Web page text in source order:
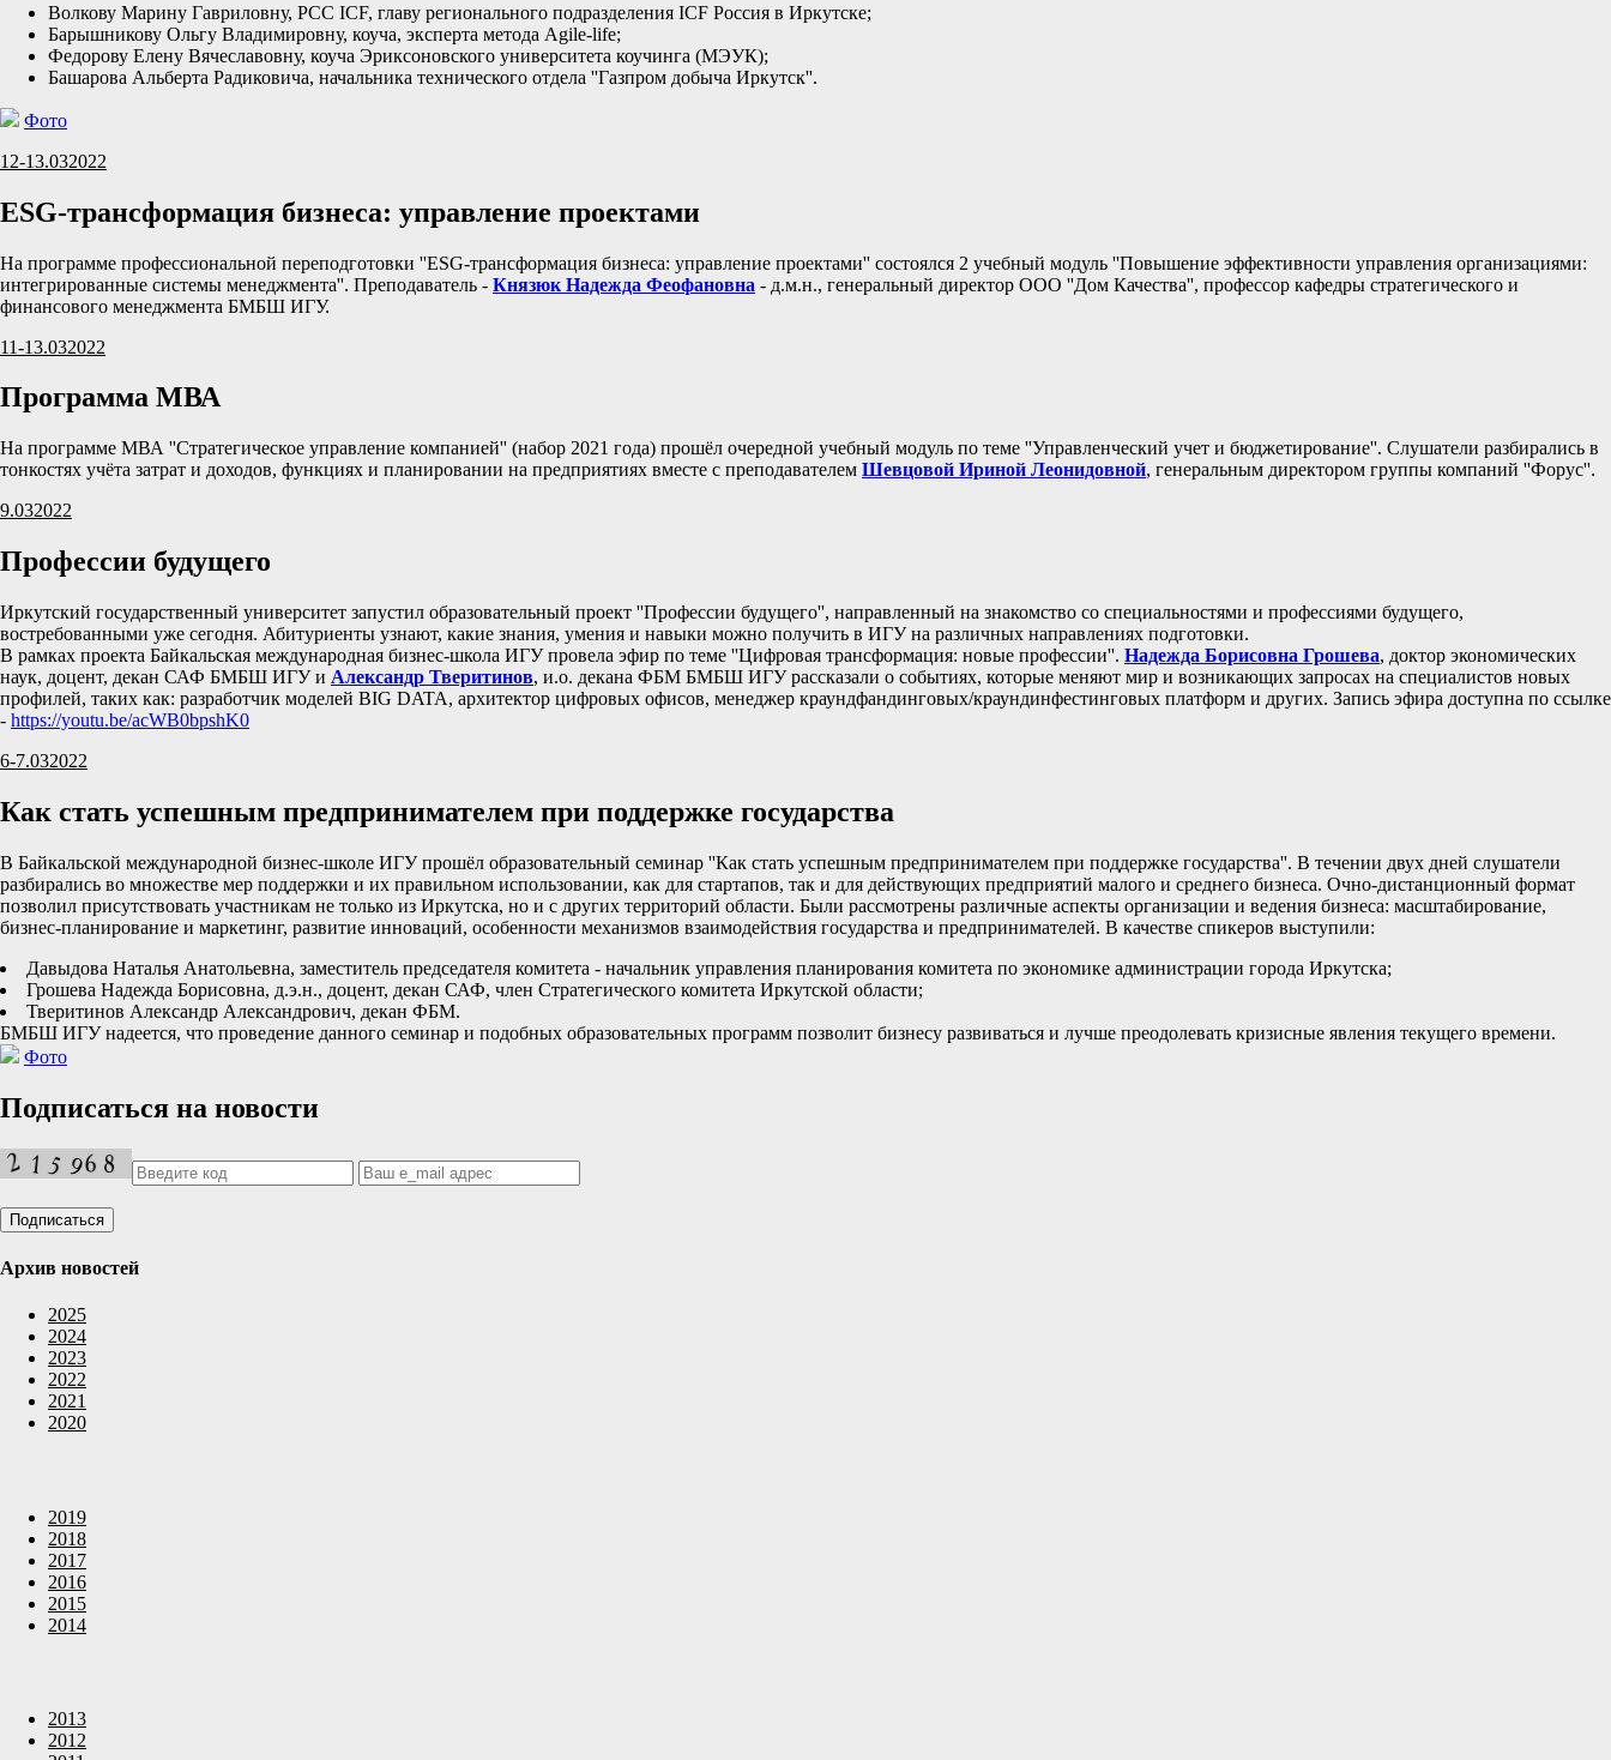
Волкову Марину Гавриловну, РСС ICF, главу регионального подразделения ICF Россия в Иркутске;
Барышникову Ольгу Владимировну, коуча, эксперта метода Agile-life;
Федорову Елену Вячеславовну, коуча Эриксоновского университета коучинга (МЭУК);
Башарова Альберта Радиковича, начальника технического отдела ''Газпром добыча Иркутск''.
Фото
12-13.032022
ESG-трансформация бизнеса: управление проектами
На программе профессиональной переподготовки ''ESG-трансформация бизнеса: управление проектами'' состоялся 2 учебный модуль ''Повышение эффективности управления организациями:
интегрированные системы менеджмента''. Преподаватель - Князюк Надежда Феофановна - д.м.н., генеральный директор ООО ''Дом Качества'', профессор кафедры стратегического и
финансового менеджмента БМБШ ИГУ.
11-13.032022
Программа МВА
На программе МВА ''Стратегическое управление компанией'' (набор 2021 года) прошёл очередной учебный модуль по теме ''Управленческий учет и бюджетирование''. Слушатели разбирались в
тонкостях учёта затрат и доходов, функциях и планировании на предприятиях вместе с преподавателем Шевцовой Ириной Леонидовной, генеральным директором группы компаний ''Форус''.
9.032022
Профессии будущего
Иркутский государственный университет запустил образовательный проект ''Профессии будущего'', направленный на знакомство со специальностями и профессиями будущего,
востребованными уже сегодня. Абитуриенты узнают, какие знания, умения и навыки можно получить в ИГУ на различных направлениях подготовки.
В рамках проекта Байкальская международная бизнес-школа ИГУ провела эфир по теме ''Цифровая трансформация: новые профессии''. Надежда Борисовна Грошева, доктор экономических
наук, доцент, декан САФ БМБШ ИГУ и Александр Тверитинов, и.о. декана ФБМ БМБШ ИГУ рассказали о событиях, которые меняют мир и возникающих запросах на специалистов новых
профилей, таких как: разработчик моделей BIG DATA, архитектор цифровых офисов, менеджер краундфандинговых/краундинфестинговых платформ и других. Запись эфира доступна по ссылке
- https://youtu.be/acWB0bpshK0
6-7.032022
Как стать успешным предпринимателем при поддержке государства
В Байкальской международной бизнес-школе ИГУ прошёл образовательный семинар ''Как стать успешным предпринимателем при поддержке государства''. В течении двух дней слушатели
разбирались во множестве мер поддержки и их правильном использовании, как для стартапов, так и для действующих предприятий малого и среднего бизнеса. Очно-дистанционный формат
позволил присутствовать участникам не только из Иркутска, но и с других территорий области. Были рассмотрены различные аспекты организации и ведения бизнеса: масштабирование,
бизнес-планирование и маркетинг, развитие инноваций, особенности механизмов взаимодействия государства и предпринимателей. В качестве спикеров выступили:
Давыдова Наталья Анатольевна, заместитель председателя комитета - начальник управления планирования комитета по экономике администрации города Иркутска;
Грошева Надежда Борисовна, д.э.н., доцент, декан САФ, член Стратегического комитета Иркутской области;
Тверитинов Александр Александрович, декан ФБМ.
БМБШ ИГУ надеется, что проведение данного семинар и подобных образовательных программ позволит бизнесу развиваться и лучше преодолевать кризисные явления текущего времени.
Фото
Подписаться на новости
Архив новостей
2025
2024
2023
2022
2021
2020
2019
2018
2017
2016
2015
2014
2013
2012